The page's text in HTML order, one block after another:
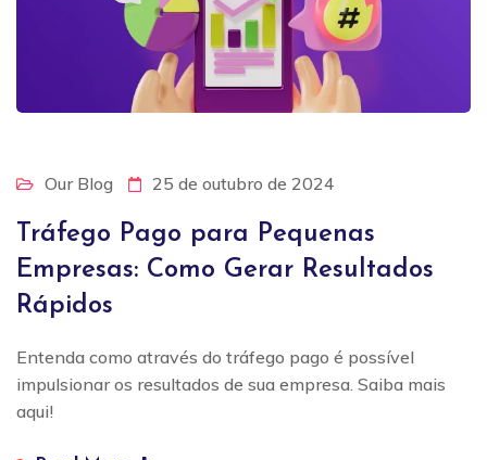
Our Blog 25 de outubro de 2024
Tráfego Pago para Pequenas
Empresas: Como Gerar Resultados
Rápidos
Entenda como através do tráfego pago é possível
impulsionar os resultados de sua empresa. Saiba mais
aqui!